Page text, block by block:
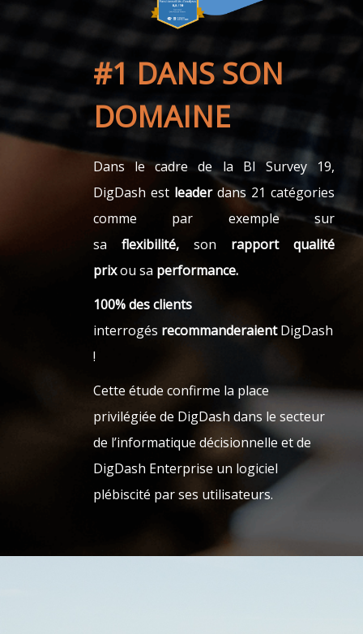
#1 DANS SON
DOMAINE
Dans le cadre de la BI Survey 19,
DigDash est leaderdans 21 catégories
comme par exemple sur
sa flexibilité, son rapport qualité
prixou sa performance.
100% des clients
interrogés recommanderaientDigDash
!
Cette étude confirme la place
privilégiée de DigDash dans le secteur
de l’informatique décisionnelle et de
DigDash Enterprise un logiciel
plébiscité par ses utilisateurs.